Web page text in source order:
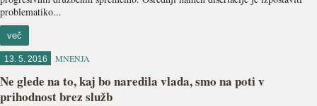
problematiko...
več
13. 5. 2016 MNENJA
Ne glede na to, kaj bo naredila vlada, smo na poti v
prihodnost brez služb